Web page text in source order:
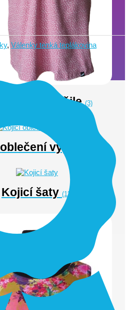
noční košile(3)
oblečení výprodej
Kojicí šaty (11)
,Válenky tenká teplákovina